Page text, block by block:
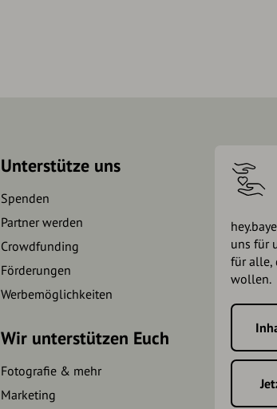
Unterstütze uns
Spenden
Partner werden
Crowdfunding
Förderungen
Werbemöglichkeiten
Wir unterstützen Euch
Fotografie & mehr
Marketing
uns für
für alle,
wollen.